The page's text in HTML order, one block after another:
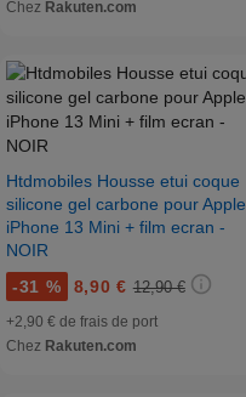
Chez Rakuten.com
Htdmobiles Housse etui coque
silicone gel carbone pour Apple
iPhone 13 Mini + film ecran -
NOIR
-31 % 8,90 € 12,90 €
+2,90 € de frais de port
Chez Rakuten.com